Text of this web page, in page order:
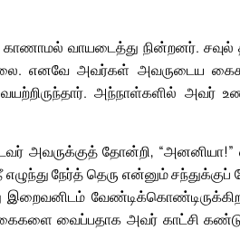
வாயடைத்து நின்றனர். சவுல்
எனவே அவர்கள் அவருடைய
அந்நாள்களில் அவர்
அவருக்குத் தோன்றி,
நேர்த் தெரு என்னும் சந்துக்குப்
இறைவனிடம்
வைப்பதாக அவர் காட்சி